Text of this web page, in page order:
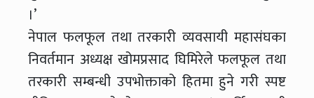
।’
नेपाल फलफूल तथा तरकारी व्यवसायी महासंघका
निवर्तमान अध्यक्ष खोमप्रसाद घिमिरेले फलफूल तथा
तरकारी सम्बन्धी उपभोक्ताको हितमा हुने गरी स्पष्ट